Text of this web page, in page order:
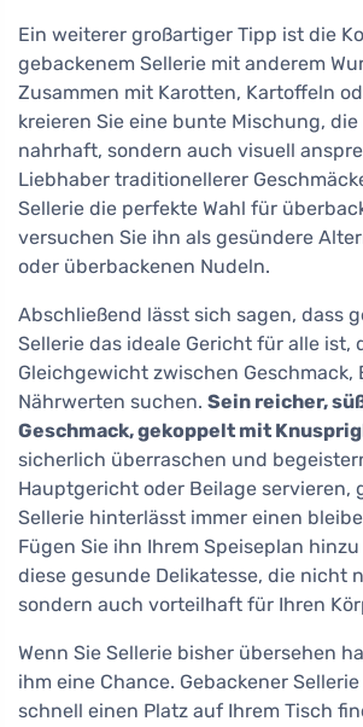
Ein weiterer großartiger Tipp ist die
gebackenem Sellerie mit anderem
Zusammen mit Karotten, Kartoffeln
kreieren Sie eine bunte Mischung,
nahrhaft, sondern auch visuell
Liebhaber traditionellerer
Sellerie die perfekte Wahl für
versuchen Sie ihn als gesündere
oder überbackenen Nudeln.
Abschließend lässt sich sagen, dass
Sellerie das ideale Gericht für alle ist,
Gleichgewicht zwischen
Nährwerten suchen. Sein reicher,
Geschmack, gekoppelt mit
sicherlich überraschen und
Hauptgericht oder Beilage servieren,
Sellerie hinterlässt immer einen
Fügen Sie ihn Ihrem Speiseplan
diese gesunde Delikatesse, die nicht
sondern auch vorteilhaft für Ihren
Wenn Sie Sellerie bisher übersehen
ihm eine Chance. Gebackener
schnell einen Platz auf Ihrem Tisch